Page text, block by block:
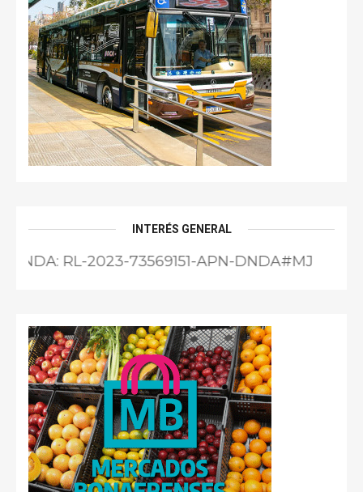
INTERÉS GENERAL
73569151-APN-DNDA#MJ